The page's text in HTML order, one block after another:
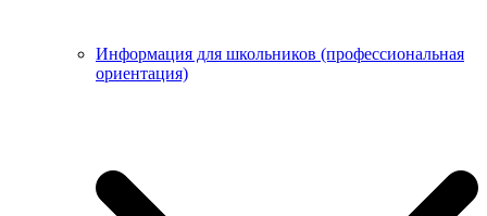
Информация для школьников (профессиональная
ориентация)